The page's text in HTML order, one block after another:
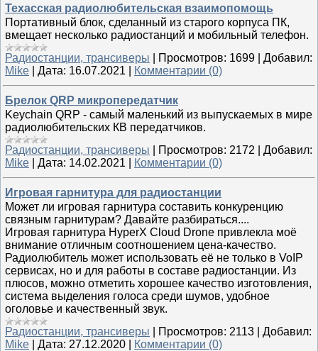
Техасская радиолюбительская взаимопомощь
Портативный блок, сделанный из старого корпуса ПК,
вмещает несколько радиостанций и мобильный телефон.
Радиостанции, трансиверы
Просмотров: 1699
Добавил:
Mike
Дата: 16.07.2021 Комментарии (0)
Брелок QRP микропередатчик
Keychain QRP - самый маленький из выпускаемых в мире
радиолюбительских КВ передатчиков.
Радиостанции, трансиверы
Просмотров: 2172
Добавил:
Mike
Дата: 14.02.2021 Комментарии (0)
Игровая гарнитура для радиостанции
Может ли игровая гарнитура составить конкуренцию
связным гарнитурам? Давайте разбираться....
Игровая гарнитура HyperX Cloud Drone привлекла моё
внимание отличным соотношением цена-качество.
Радиолюбитель может использовать её не только в VoIP
сервисах, но и для работы в составе радиостанции. Из
плюсов, можно отметить хорошее качество изготовления,
система выделения голоса среди шумов, удобное
оголовье и качественный звук.
Радиостанции, трансиверы
Просмотров: 2113
Добавил:
Mike
Дата: 27.12.2020 Комментарии (0)